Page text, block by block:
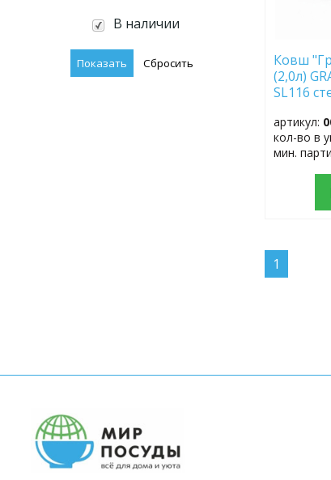
В наличии
Ковш
(2,0л)
SL116
артикул:
кол-во в
мин.
1